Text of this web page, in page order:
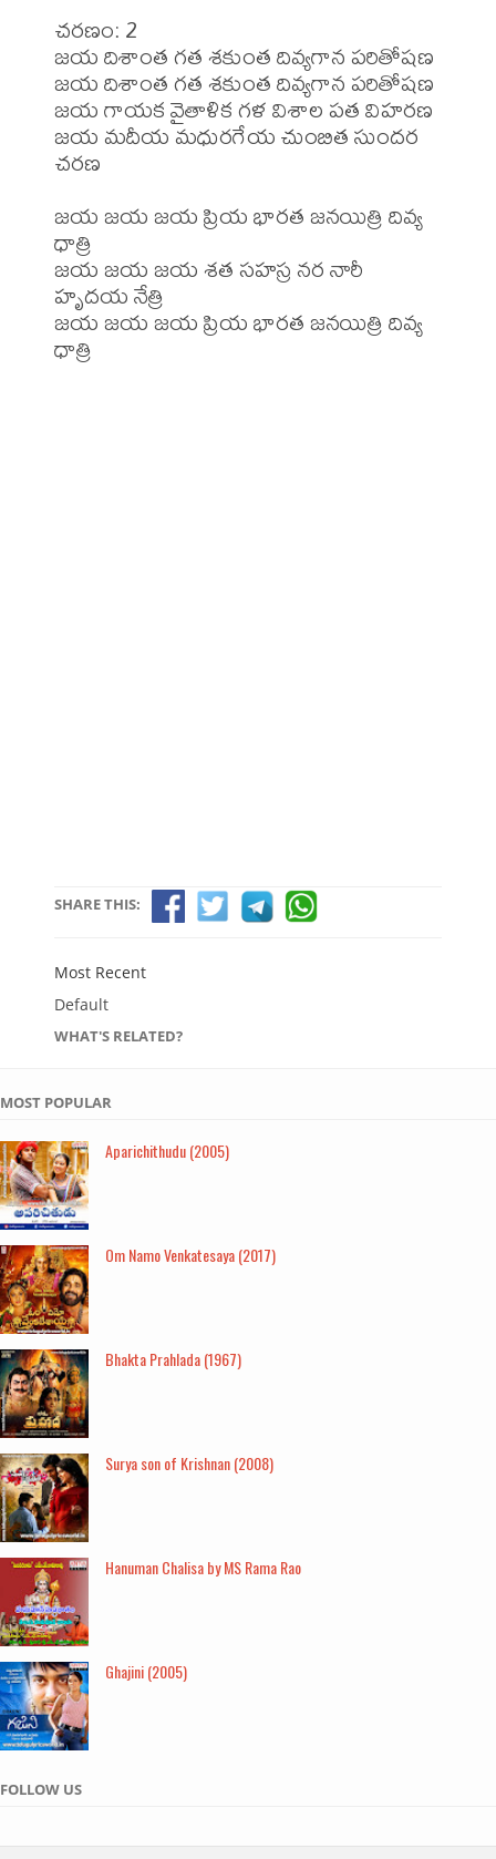
చరణం: 2
జయ దిశాంత గత శకుంత దివ్యగాన పరితోషణ
జయ దిశాంత గత శకుంత దివ్యగాన పరితోషణ
జయ గాయక వైతాళిక గళ విశాల పత విహరణ
జయ మదీయ మధురగేయ చుంబిత సుందర
చరణ
జయ జయ జయ ప్రియ భారత జనయిత్రి దివ్య
ధాత్రి
జయ జయ జయ శత సహస్ర నర నారీ
హృదయ నేత్రి
జయ జయ జయ ప్రియ భారత జనయిత్రి దివ్య
SHARE THIS:
Most Recent
Default
WHAT'S RELATED?
MOST POPULAR
Aparichithudu (2005)
Om Namo Venkatesaya (2017)
Bhakta Prahlada (1967)
Surya son of Krishnan (2008)
Hanuman Chalisa by MS Rama Rao
Ghajini (2005)
FOLLOW US